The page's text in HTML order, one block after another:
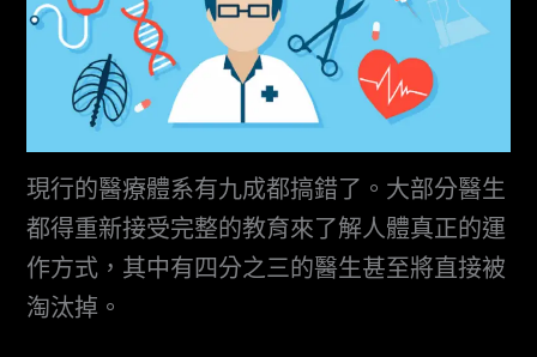
現行的醫療體系有九成都搞錯了。大部分醫生
都得重新接受完整的教育來了解人體真正的運
作方式，其中有四分之三的醫生甚至將直接被
淘汰掉。